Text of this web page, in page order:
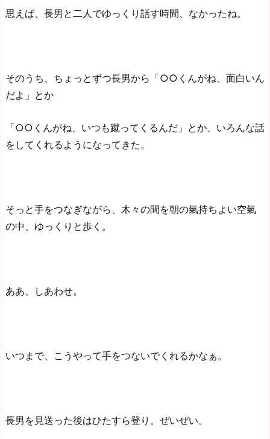
思えば、長男と二人でゆっくり話す時間、なかったね。
そのうち、ちょっとずつ長男から「○○くんがね、面白いん
だよ」とか
「○○くんがね、いつも蹴ってくるんだ」とか、いろんな話
をしてくれるようになってきた。
そっと手をつなぎながら、木々の間を朝の氣持ちよい空氣
の中、ゆっくりと歩く。
ああ、しあわせ。
いつまで、こうやって手をつないでくれるかなぁ。
長男を見送った後はひたすら登り。ぜいぜい。